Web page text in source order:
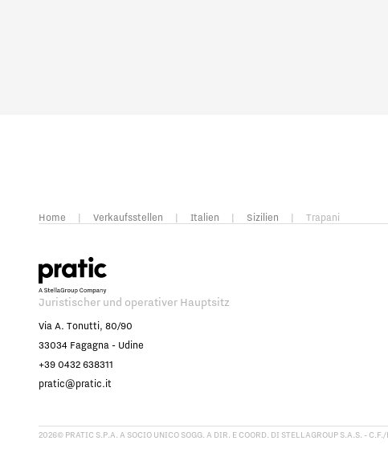
Home | Verkaufsstellen | Italien | Sizilien | Trapani
Juristischer und operativer Hauptsitz
Via A. Tonutti, 80/90
33034 Fagagna - Udine
+39 0432 638311
pratic@pratic.it
2026© PRATIC S.P.A. A SOCIO UNICO SOGG. A DIR. E COORD. DI STELLAGROUP S.A.S. -